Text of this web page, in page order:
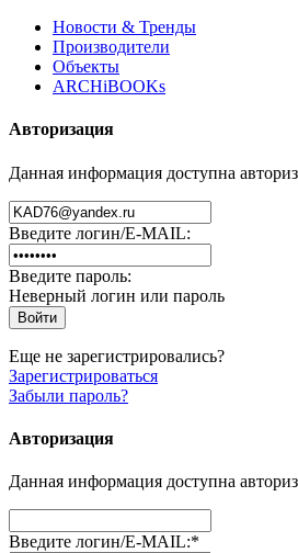
Новости & Тренды
Производители
Объекты
ARCHiBOOKs
Авторизация
Данная информация доступна
Введите логин/E-MAIL:
Введите пароль:
Неверный логин или пароль
Еще не зарегистрировались?
Зарегистрироваться
Забыли пароль?
Авторизация
Данная информация доступна
Введите логин/E-MAIL:*